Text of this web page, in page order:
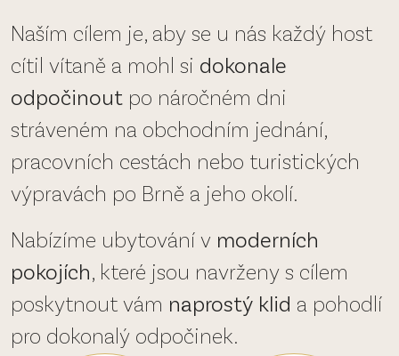
Naším cílem je, aby se u nás každý host
cítil vítaně a mohl si dokonale
odpočinout po náročném dni
stráveném na obchodním jednání,
pracovních cestách nebo turistických
výpravách po Brně a jeho okolí.
Nabízíme ubytování v moderních
pokojích, které jsou navrženy s cílem
poskytnout vám naprostý klid a pohodlí
pro dokonalý odpočinek.